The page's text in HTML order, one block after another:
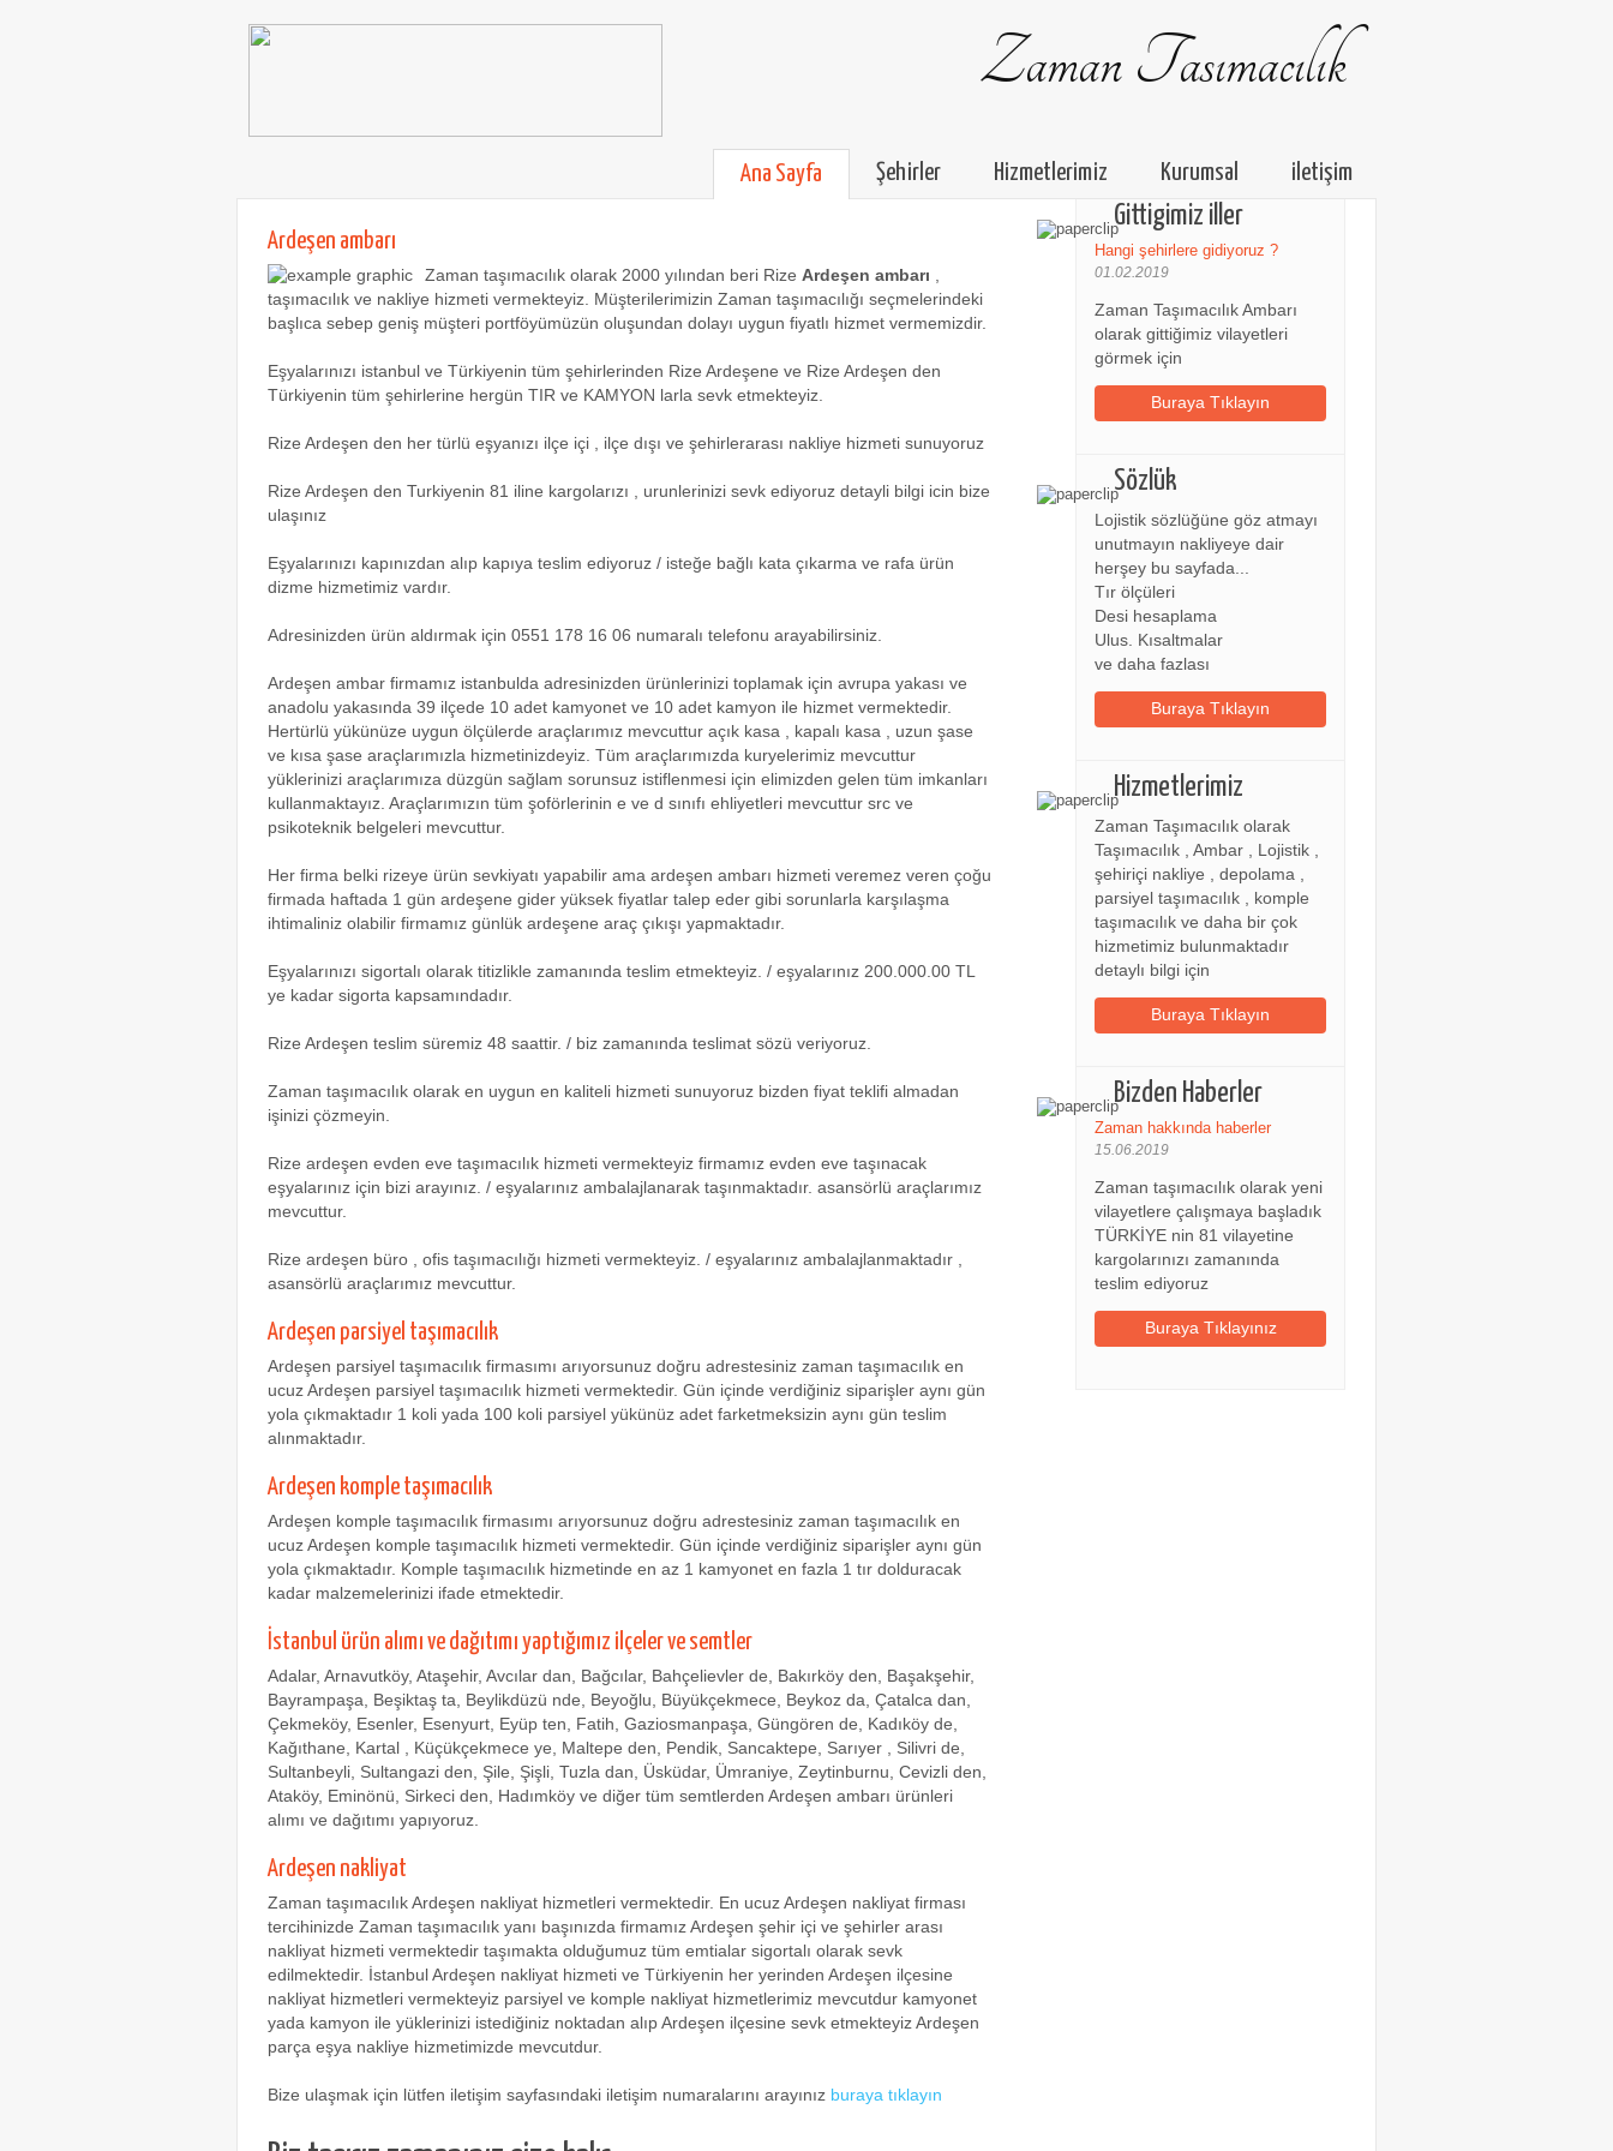
Zaman Tasımacılık
Ana Sayfa Şehirler Hizmetlerimiz Kurumsal iletişim
Gittigimiz iller
Hangi şehirlere gidiyoruz ?
01.02.2019
Zaman Taşımacılık Ambarı
olarak gittiğimiz vilayetleri
görmek için
Buraya Tıklayın
Sözlük
Lojistik sözlüğüne göz atmayı
unutmayın nakliyeye dair
herşey bu sayfada...
Tır ölçüleri
Desi hesaplama
Ulus. Kısaltmalar
ve daha fazlası
Buraya Tıklayın
Hizmetlerimiz
Zaman Taşımacılık olarak
Taşımacılık , Ambar , Lojistik ,
şehiriçi nakliye , depolama ,
parsiyel taşımacılık , komple
taşımacılık ve daha bir çok
hizmetimiz bulunmaktadır
detaylı bilgi için
Buraya Tıklayın
Bizden Haberler
Zaman hakkında haberler
15.06.2019
Zaman taşımacılık olarak yeni
vilayetlere çalışmaya başladık
TÜRKİYE nin 81 vilayetine
kargolarınızı zamanında
teslim ediyoruz
Buraya Tıklayınız
Ardeşen ambarı
Zaman taşımacılık olarak 2000 yılından beri Rize Ardeşen ambarı ,
taşımacılık ve nakliye hizmeti vermekteyiz. Müşterilerimizin Zaman taşımacılığı seçmelerindeki
başlıca sebep geniş müşteri portföyümüzün oluşundan dolayı uygun fiyatlı hizmet vermemizdir.
Eşyalarınızı istanbul ve Türkiyenin tüm şehirlerinden Rize Ardeşene ve Rize Ardeşen den
Türkiyenin tüm şehirlerine hergün TIR ve KAMYON larla sevk etmekteyiz.
Rize Ardeşen den her türlü eşyanızı ilçe içi , ilçe dışı ve şehirlerarası nakliye hizmeti sunuyoruz
Rize Ardeşen den Turkiyenin 81 iline kargolarızı , urunlerinizi sevk ediyoruz detayli bilgi icin bize
ulaşınız
Eşyalarınızı kapınızdan alıp kapıya teslim ediyoruz / isteğe bağlı kata çıkarma ve rafa ürün
dizme hizmetimiz vardır.
Adresinizden ürün aldırmak için 0551 178 16 06 numaralı telefonu arayabilirsiniz.
Ardeşen ambar firmamız istanbulda adresinizden ürünlerinizi toplamak için avrupa yakası ve
anadolu yakasında 39 ilçede 10 adet kamyonet ve 10 adet kamyon ile hizmet vermektedir.
Hertürlü yükünüze uygun ölçülerde araçlarımız mevcuttur açık kasa , kapalı kasa , uzun şase
ve kısa şase araçlarımızla hizmetinizdeyiz. Tüm araçlarımızda kuryelerimiz mevcuttur
yüklerinizi araçlarımıza düzgün sağlam sorunsuz istiflenmesi için elimizden gelen tüm imkanları
kullanmaktayız. Araçlarımızın tüm şoförlerinin e ve d sınıfı ehliyetleri mevcuttur src ve
psikoteknik belgeleri mevcuttur.
Her firma belki rizeye ürün sevkiyatı yapabilir ama ardeşen ambarı hizmeti veremez veren çoğu
firmada haftada 1 gün ardeşene gider yüksek fiyatlar talep eder gibi sorunlarla karşılaşma
ihtimaliniz olabilir firmamız günlük ardeşene araç çıkışı yapmaktadır.
Eşyalarınızı sigortalı olarak titizlikle zamanında teslim etmekteyiz. / eşyalarınız 200.000.00 TL
ye kadar sigorta kapsamındadır.
Rize Ardeşen teslim süremiz 48 saattir. / biz zamanında teslimat sözü veriyoruz.
Zaman taşımacılık olarak en uygun en kaliteli hizmeti sunuyoruz bizden fiyat teklifi almadan
işinizi çözmeyin.
Rize ardeşen evden eve taşımacılık hizmeti vermekteyiz firmamız evden eve taşınacak
eşyalarınız için bizi arayınız. / eşyalarınız ambalajlanarak taşınmaktadır. asansörlü araçlarımız
mevcuttur.
Rize ardeşen büro , ofis taşımacılığı hizmeti vermekteyiz. / eşyalarınız ambalajlanmaktadır ,
asansörlü araçlarımız mevcuttur.
Ardeşen parsiyel taşımacılık
Ardeşen parsiyel taşımacılık firmasımı arıyorsunuz doğru adrestesiniz zaman taşımacılık en
ucuz Ardeşen parsiyel taşımacılık hizmeti vermektedir. Gün içinde verdiğiniz siparişler aynı gün
yola çıkmaktadır 1 koli yada 100 koli parsiyel yükünüz adet farketmeksizin aynı gün teslim
alınmaktadır.
Ardeşen komple taşımacılık
Ardeşen komple taşımacılık firmasımı arıyorsunuz doğru adrestesiniz zaman taşımacılık en
ucuz Ardeşen komple taşımacılık hizmeti vermektedir. Gün içinde verdiğiniz siparişler aynı gün
yola çıkmaktadır. Komple taşımacılık hizmetinde en az 1 kamyonet en fazla 1 tır dolduracak
kadar malzemelerinizi ifade etmektedir.
İstanbul ürün alımı ve dağıtımı yaptığımız ilçeler ve semtler
Adalar, Arnavutköy, Ataşehir, Avcılar dan, Bağcılar, Bahçelievler de, Bakırköy den, Başakşehir,
Bayrampaşa, Beşiktaş ta, Beylikdüzü nde, Beyoğlu, Büyükçekmece, Beykoz da, Çatalca dan,
Çekmeköy, Esenler, Esenyurt, Eyüp ten, Fatih, Gaziosmanpaşa, Güngören de, Kadıköy de,
Kağıthane, Kartal , Küçükçekmece ye, Maltepe den, Pendik, Sancaktepe, Sarıyer , Silivri de,
Sultanbeyli, Sultangazi den, Şile, Şişli, Tuzla dan, Üsküdar, Ümraniye, Zeytinburnu, Cevizli den,
Ataköy, Eminönü, Sirkeci den, Hadımköy ve diğer tüm semtlerden Ardeşen ambarı ürünleri
alımı ve dağıtımı yapıyoruz.
Ardeşen nakliyat
Zaman taşımacılık Ardeşen nakliyat hizmetleri vermektedir. En ucuz Ardeşen nakliyat firması
tercihinizde Zaman taşımacılık yanı başınızda firmamız Ardeşen şehir içi ve şehirler arası
nakliyat hizmeti vermektedir taşımakta olduğumuz tüm emtialar sigortalı olarak sevk
edilmektedir. İstanbul Ardeşen nakliyat hizmeti ve Türkiyenin her yerinden Ardeşen ilçesine
nakliyat hizmetleri vermekteyiz parsiyel ve komple nakliyat hizmetlerimiz mevcutdur kamyonet
yada kamyon ile yüklerinizi istediğiniz noktadan alıp Ardeşen ilçesine sevk etmekteyiz Ardeşen
parça eşya nakliye hizmetimizde mevcutdur.
Bize ulaşmak için lütfen iletişim sayfasındaki iletişim numaralarını arayınız buraya tıklayın